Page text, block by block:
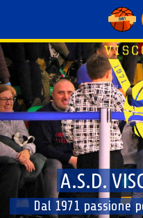
content
A.S.D.
Dal 1971 passione